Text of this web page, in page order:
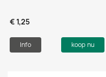
€ 1,25
Info koop nu